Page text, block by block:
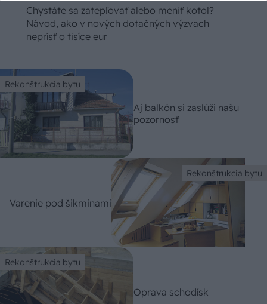
Chystáte sa zatepľovať alebo meniť kotol?
Návod, ako v nových dotačných výzvach
neprísť o tisíce eur
Rekonštrukcia bytu
Aj balkón si zaslúži našu
pozornosť
Rekonštrukcia bytu
Varenie pod šikminami
Rekonštrukcia bytu
Oprava schodísk